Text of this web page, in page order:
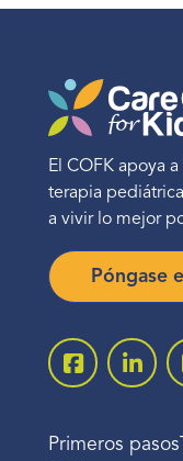
El COFK apoya
terapia
a vivir lo mejor
Póngase
Primeros pasos